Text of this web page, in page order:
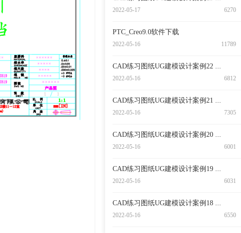
2022-05-17 6270
PTC_Creo9.0软件下载
2022-05-16 11789
CAD练习图纸UG建模设计案例22 ...
2022-05-16 6812
CAD练习图纸UG建模设计案例21 ...
2022-05-16 7305
CAD练习图纸UG建模设计案例20 ...
2022-05-16 6001
CAD练习图纸UG建模设计案例19 ...
2022-05-16 6031
CAD练习图纸UG建模设计案例18 ...
2022-05-16 6550